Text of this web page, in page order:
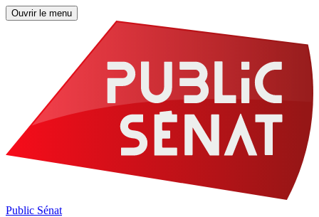
Ouvrir le menu
Public Sénat